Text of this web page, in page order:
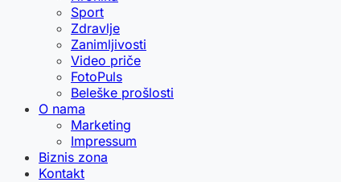
Sport
Zdravlje
Zanimljivosti
Video priče
FotoPuls
Beleške prošlosti
O nama
Marketing
Impressum
Biznis zona
Kontakt